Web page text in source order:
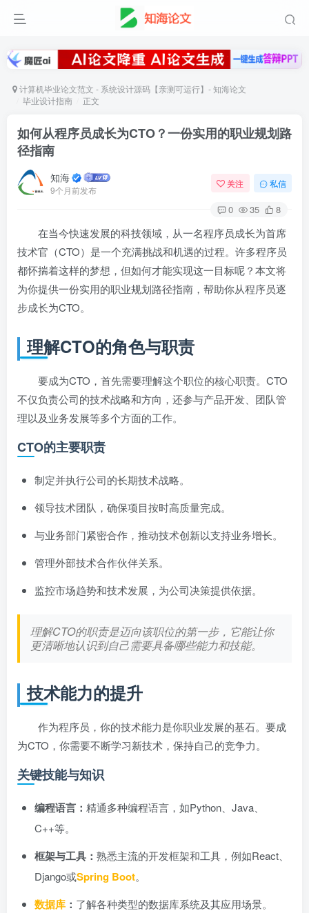
计算机毕业论文范文 - 系统设计源码【亲测可运行】- 知海论文
毕业设计指南
正文
如何从程序员成长为CTO？一份实用的职业规划路
径指南
知海
9个月前发布
关注 私信
0 35 8
在当今快速发展的科技领域，从一名程序员成长为首席
技术官（CTO）是一个充满挑战和机遇的过程。许多程序员
都怀揣着这样的梦想，但如何才能实现这一目标呢？本文将
为你提供一份实用的职业规划路径指南，帮助你从程序员逐
步成长为CTO。
理解CTO的角色与职责
要成为CTO，首先需要理解这个职位的核心职责。CTO
不仅负责公司的技术战略和方向，还参与产品开发、团队管
理以及业务发展等多个方面的工作。
CTO的主要职责
制定并执行公司的长期技术战略。
领导技术团队，确保项目按时高质量完成。
与业务部门紧密合作，推动技术创新以支持业务增长。
管理外部技术合作伙伴关系。
监控市场趋势和技术发展，为公司决策提供依据。
理解CTO的职责是迈向该职位的第一步，它能让你
更清晰地认识到自己需要具备哪些能力和技能。
技术能力的提升
作为程序员，你的技术能力是你职业发展的基石。要成
为CTO，你需要不断学习新技术，保持自己的竞争力。
关键技能与知识
编程语言： 精通多种编程语言，如Python、Java、
C++等。
框架与工具： 熟悉主流的开发框架和工具，例如React、
Django或Spring Boot。
数据库 ： 了解各种类型的数据库系统及其应用场景。